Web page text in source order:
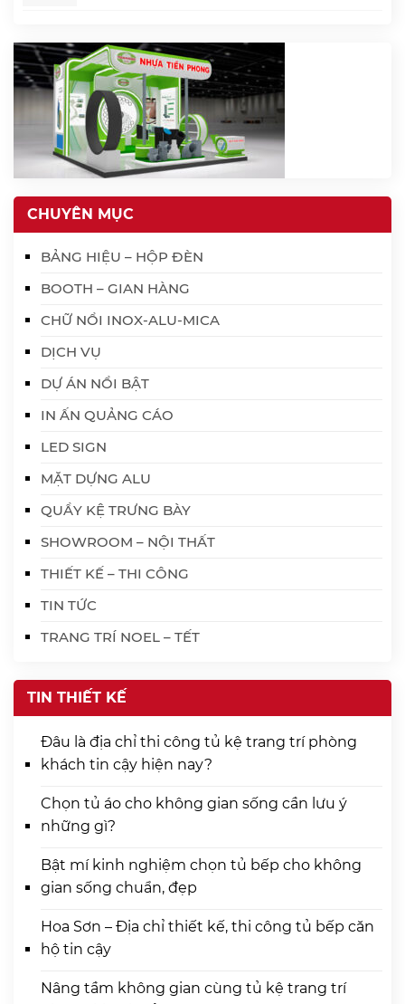
CHUYÊN MỤC
BẢNG HIỆU – HỘP ĐÈN
BOOTH – GIAN HÀNG
CHỮ NỔI INOX-ALU-MICA
DỊCH VỤ
DỰ ÁN NỔI BẬT
IN ẤN QUẢNG CÁO
LED SIGN
MẶT DỰNG ALU
QUẦY KỆ TRƯNG BÀY
SHOWROOM – NỘI THẤT
THIẾT KẾ – THI CÔNG
TIN TỨC
TRANG TRÍ NOEL – TẾT
TIN THIẾT KẾ
Đâu là địa chỉ thi công tủ kệ trang trí phòng
khách tin cậy hiện nay?
Chọn tủ áo cho không gian sống cần lưu ý
những gì?
Bật mí kinh nghiệm chọn tủ bếp cho không
gian sống chuẩn, đẹp
Hoa Sơn – Địa chỉ thiết kế, thi công tủ bếp căn
hộ tin cậy
Nâng tầm không gian cùng tủ kệ trang trí